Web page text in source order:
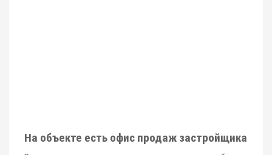
На объекте есть офис продаж застройщика